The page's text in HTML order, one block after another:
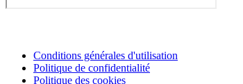
Conditions générales d'utilisation
Politique de confidentialité
Politique des cookies